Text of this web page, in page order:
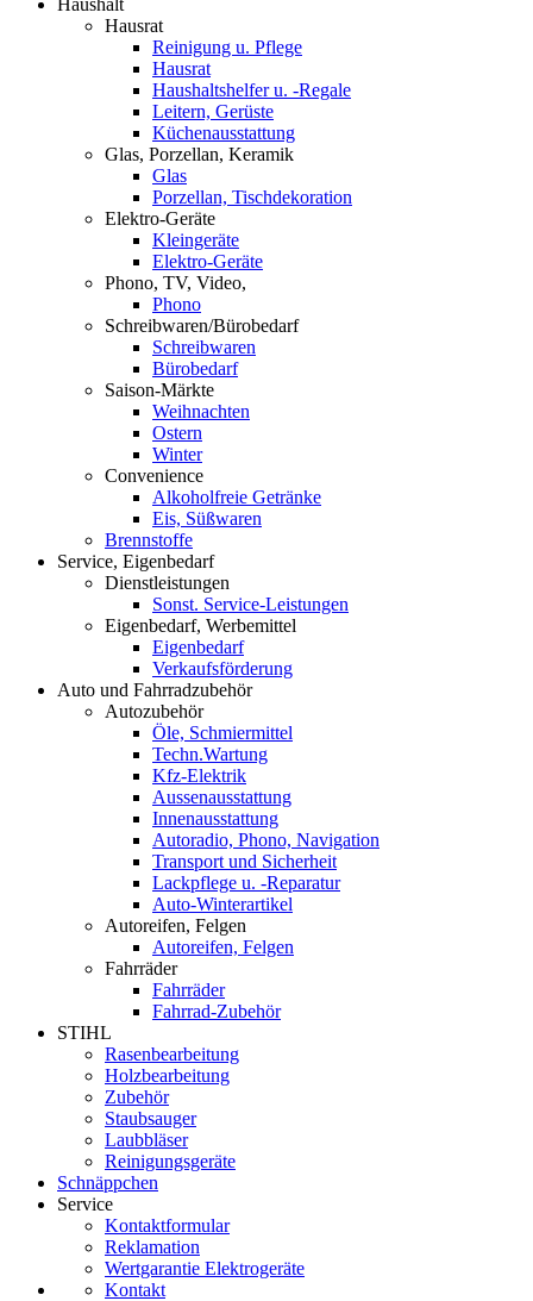
Haushalt
Hausrat
Reinigung u. Pflege
Hausrat
Haushaltshelfer u. -Regale
Leitern, Gerüste
Küchenausstattung
Glas, Porzellan, Keramik
Glas
Porzellan, Tischdekoration
Elektro-Geräte
Kleingeräte
Elektro-Geräte
Phono, TV, Video,
Phono
Schreibwaren/Bürobedarf
Schreibwaren
Bürobedarf
Saison-Märkte
Weihnachten
Ostern
Winter
Convenience
Alkoholfreie Getränke
Eis, Süßwaren
Brennstoffe
Service, Eigenbedarf
Dienstleistungen
Sonst. Service-Leistungen
Eigenbedarf, Werbemittel
Eigenbedarf
Verkaufsförderung
Auto und Fahrradzubehör
Autozubehör
Öle, Schmiermittel
Techn.Wartung
Kfz-Elektrik
Aussenausstattung
Innenausstattung
Autoradio, Phono, Navigation
Transport und Sicherheit
Lackpflege u. -Reparatur
Auto-Winterartikel
Autoreifen, Felgen
Autoreifen, Felgen
Fahrräder
Fahrräder
Fahrrad-Zubehör
STIHL
Rasenbearbeitung
Holzbearbeitung
Zubehör
Staubsauger
Laubbläser
Reinigungsgeräte
Schnäppchen
Service
Kontaktformular
Reklamation
Wertgarantie Elektrogeräte
Kontakt